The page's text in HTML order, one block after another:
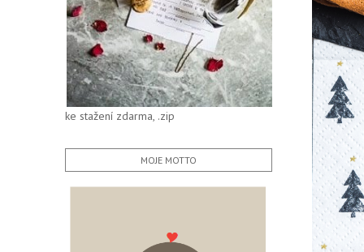
ke stažení zdarma, .zip
MOJE MOTTO